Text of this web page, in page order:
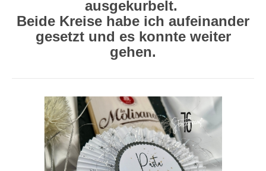
ausgekurbelt.
Beide Kreise habe ich aufeinander
gesetzt und es konnte weiter
gehen.